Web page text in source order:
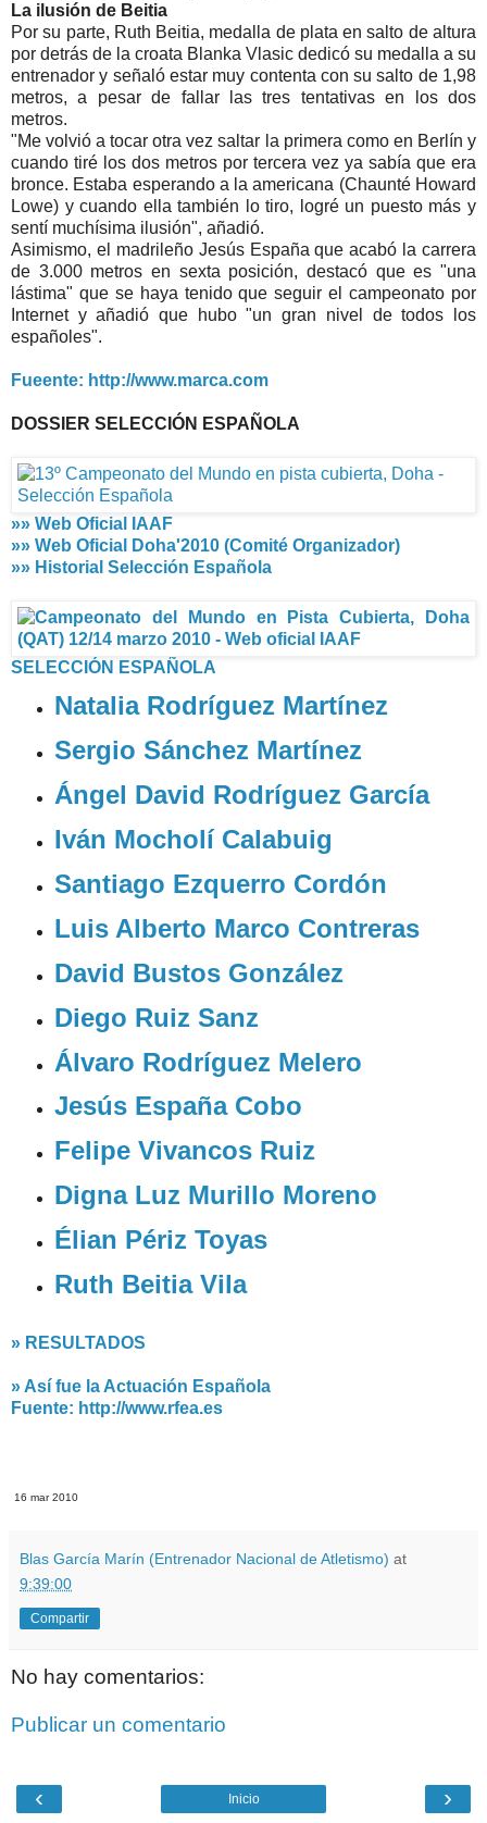
La ilusión de Beitia
Por su parte, Ruth Beitia, medalla de plata en salto de altura
por detrás de la croata Blanka Vlasic dedicó su medalla a su
entrenador y señaló estar muy contenta con su salto de 1,98
metros, a pesar de fallar las tres tentativas en los dos
metros.
"Me volvió a tocar otra vez saltar la primera como en Berlín y
cuando tiré los dos metros por tercera vez ya sabía que era
bronce. Estaba esperando a la americana (Chaunté Howard
Lowe) y cuando ella también lo tiro, logré un puesto más y
sentí muchísima ilusión", añadió.
Asimismo, el madrileño Jesús España que acabó la carrera
de 3.000 metros en sexta posición, destacó que es "una
lástima" que se haya tenido que seguir el campeonato por
Internet y añadió que hubo "un gran nivel de todos los
españoles".
Fueente: http://www.marca.com
DOSSIER SELECCIÓN ESPAÑOLA
»» Web Oficial IAAF
»» Web Oficial Doha'2010 (Comité Organizador)
»» Historial Selección Española
SELECCIÓN ESPAÑOLA
Natalia Rodríguez Martínez
Sergio Sánchez Martínez
Ángel David Rodríguez García
Iván Mocholí Calabuig
Santiago Ezquerro Cordón
Luis Alberto Marco Contreras
David Bustos González
Diego Ruiz Sanz
Álvaro Rodríguez Melero
Jesús España Cobo
Felipe Vivancos Ruiz
Digna Luz Murillo Moreno
Élian Périz Toyas
Ruth Beitia Vila
» RESULTADOS
» Así fue la Actuación Española
Fuente: http://www.rfea.es
16 mar 2010
Blas García Marín (Entrenador Nacional de Atletismo) at
9:39:00
Compartir
No hay comentarios:
Publicar un comentario
‹ ›
Inicio